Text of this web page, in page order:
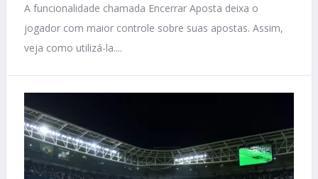
A funcionalidade chamada Encerrar Aposta deixa o
jogador com maior controle sobre suas apostas. Assim,
veja como utilizá-la....